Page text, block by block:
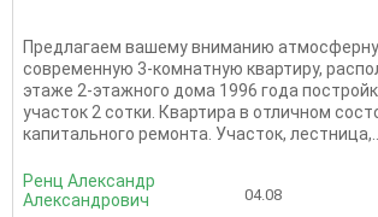
Предлагаем вашему вниманию
современную 3-комнатную квартиру,
этаже 2-этажного дома 1996 года
участок 2 сотки. Квартира в отличном
капитального ремонта. Участок, лестница,...
Ренц Александр
Александрович
04.08